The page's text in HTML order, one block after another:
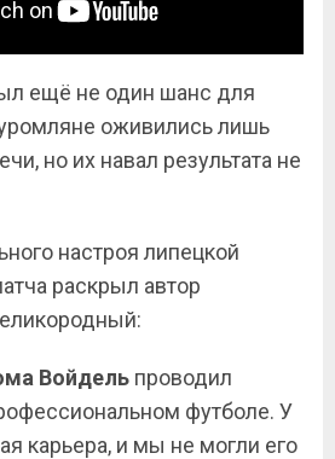
ещё не один шанс для
оживились лишь
но их навал результата не
настроя липецкой
раскрыл автор
Войдель проводил
футболе. У
карьера, и мы не могли его